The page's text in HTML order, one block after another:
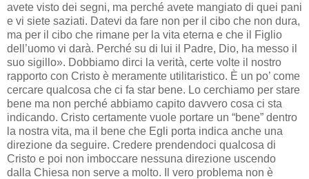
avete visto dei segni, ma perché avete mangiato di quei pani
e vi siete saziati. Datevi da fare non per il cibo che non dura,
ma per il cibo che rimane per la vita eterna e che il Figlio
dell’uomo vi darà. Perché su di lui il Padre, Dio, ha messo il
suo sigillo». Dobbiamo dirci la verità, certe volte il nostro
rapporto con Cristo è meramente utilitaristico. È un po’ come
cercare qualcosa che ci fa star bene. Lo cerchiamo per stare
bene ma non perché abbiamo capito davvero cosa ci sta
indicando. Cristo certamente vuole portare un “bene” dentro
la nostra vita, ma il bene che Egli porta indica anche una
direzione da seguire. Credere prendendoci qualcosa di
Cristo e poi non imboccare nessuna direzione uscendo
dalla Chiesa non serve a molto. Il vero problema non è